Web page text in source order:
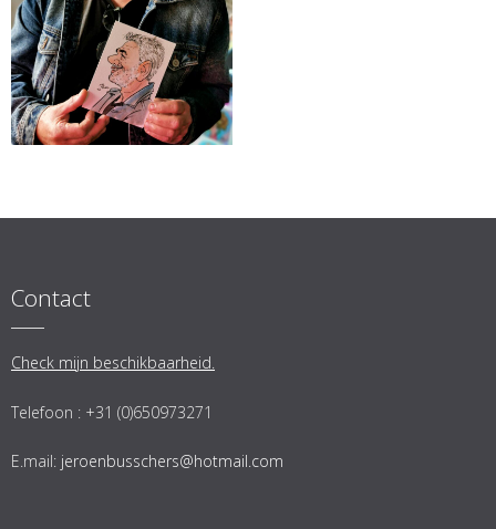
Contact
Check mijn beschikbaarheid.
Telefoon : +31 (0)650973271
E.mail: jeroenbusschers@hotmail.com